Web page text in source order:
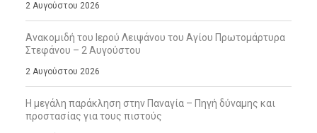
2 Αυγούστου 2026
Ανακομιδή του Ιερού Λειψάνου του Αγίου Πρωτομάρτυρα
Στεφάνου – 2 Αυγούστου
2 Αυγούστου 2026
Η μεγάλη παράκληση στην Παναγία – Πηγή δύναμης και
προστασίας για τους πιστούς